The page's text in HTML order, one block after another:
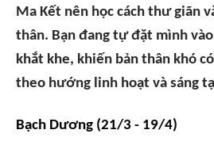
Ma Kết nên học cách thư giãn
thân. Bạn đang tự đặt mình
khắt khe, khiến bản thân khó
theo hướng linh hoạt và sáng
Bạch Dương (21/3 - 19/4)